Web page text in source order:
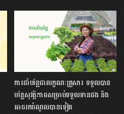
ការដាំបន្លែជាលក្ខណៈគ្រួសារ ទទួលបាន
បន្លែសុវត្ថិភាពសម្រាប់ទទួលទានផង និង
អាចរកចំណូលបានទៀត